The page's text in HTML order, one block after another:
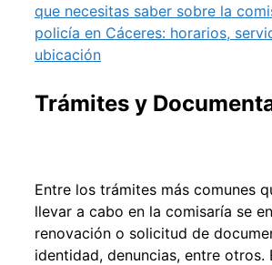
que necesitas saber sobre la
policía en Cáceres: horarios,
ubicación
Trámites y
Entre los trámites más comunes
llevar a cabo en la comisaría se
renovación o solicitud de
identidad, denuncias, entre otros.